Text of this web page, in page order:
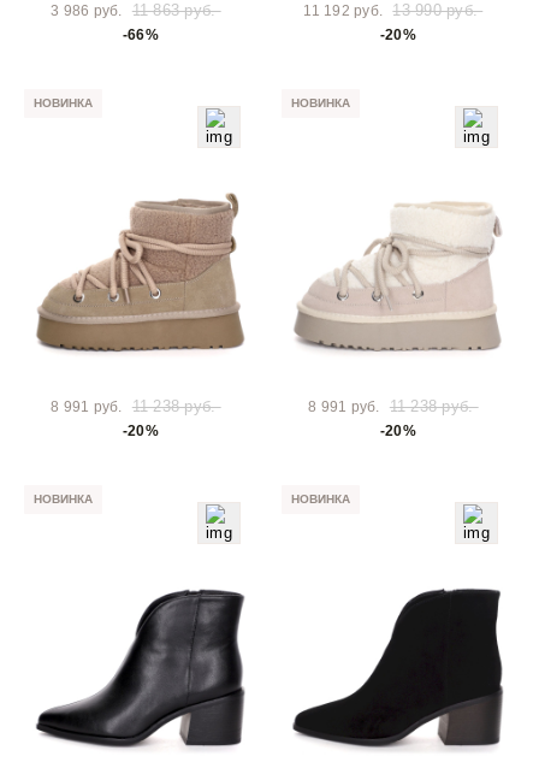
3 986 руб. 11 863 руб.
-66%
11 192 руб. 13 990 руб.
-20%
НОВИНКА
8 991 руб. 11 238 руб.
-20%
НОВИНКА
8 991 руб. 11 238 руб.
-20%
НОВИНКА НОВИНКА